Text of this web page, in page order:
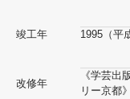
竣工年 1995（平
改修年
《学芸出
リー京都